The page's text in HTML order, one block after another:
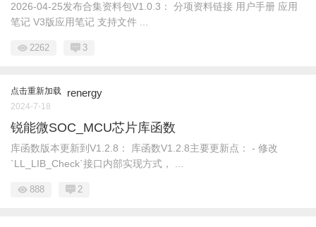
2026-04-25发布合集资料包V1.0.3： 分项资料链接 用户手册 应用
笔记 V3版应用笔记 支持文件 ...
2262 3
点击重新加载 renergy
2024-7-18
锐能微SOC_MCU芯片库函数
库函数版本更新到V1.2.8： 库函数V1.2.8主要更新点： - 修改
`LL_LIB_Check`接口内部实现方式， ...
888 2